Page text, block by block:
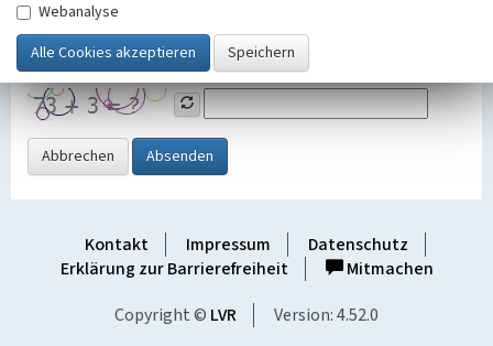
SicherheitsabfrageTragen Sie unten das Rechenergebnis aus der
Grafik ein
Abbrechen Absenden
Kontakt Impressum
Datenschutz
Erklärung zur Barrierefreiheit
Mitmachen
Copyright © LVR Version: 4.52.0
Webanalyse